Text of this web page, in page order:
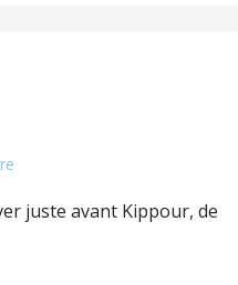
juste avant Kippour, de